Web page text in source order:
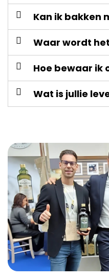
Kan ik bakken
Waar wordt
Hoe bewaar ik
Wat is jullie